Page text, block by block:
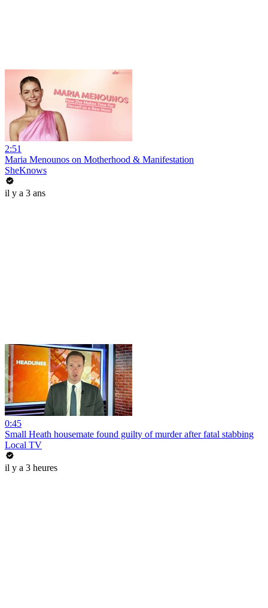
2:51
Maria Menounos on Motherhood & Manifestation
SheKnows
il y a 3 ans
0:45
Small Heath housemate found guilty of murder after fatal stabbing
Local TV
il y a 3 heures